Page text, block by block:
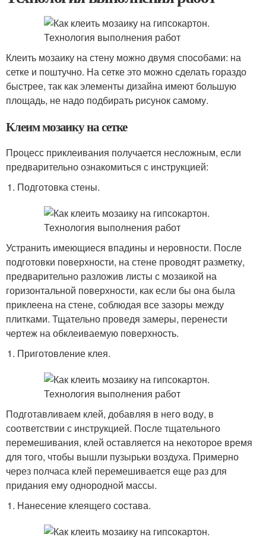
Клеить мозаику на стену можно двумя способами: на
сетке и поштучно. На сетке это можно сделать гораздо
быстрее, так как элементы дизайна имеют большую
площадь, не надо подбирать рисунок самому.
Клеим мозаику на сетке
Процесс приклеивания получается несложным, если
предварительно ознакомиться с инструкцией:
Подготовка стены.
Устранить имеющиеся впадины и неровности. После
подготовки поверхности, на стене проводят разметку,
предварительно разложив листы с мозаикой на
горизонтальной поверхности, как если бы она была
приклеена на стене, соблюдая все зазоры между
плитками. Тщательно проведя замеры, перенести
чертеж на обклеиваемую поверхность.
Приготовление клея.
Подготавливаем клей, добавляя в него воду, в
соответствии с инструкцией. После тщательного
перемешивания, клей оставляется на некоторое время
для того, чтобы вышли пузырьки воздуха. Примерно
через полчаса клей перемешивается еще раз для
придания ему однородной массы.
Нанесение клеящего состава.